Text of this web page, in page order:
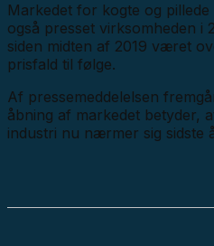
Markedet for kogte og
også presset virksomheden i
siden midten af 2019 været
prisfald til følge.
Af pressemeddelelsen
åbning af markedet betyder,
industri nu nærmer sig sidste